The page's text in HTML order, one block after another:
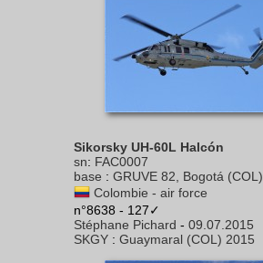
Sikorsky UH-60L Halcón
sn: FAC0007
base : GRUVE 82, Bogotá (COL)
Colombie - air force
n°8638 - 127✓
Stéphane Pichard - 09.07.2015
SKGY : Guaymaral (COL) 2015